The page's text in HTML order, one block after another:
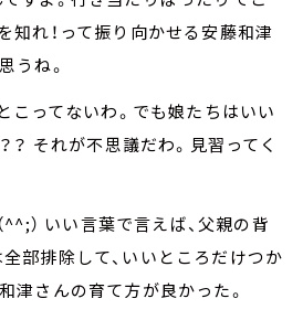
知れ！って振り向かせる安藤和津
うね。
こってないわ。でも娘たちはいい
？ それが不思議だわ。見習ってく
^^;） いい言葉で言えば、父親の背
部排除して、いいところだけつか
津さんの育て方が良かった。